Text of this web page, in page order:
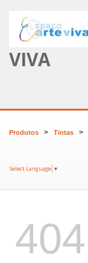
VIVA
Produtos > Tintas >
Select Language ▼